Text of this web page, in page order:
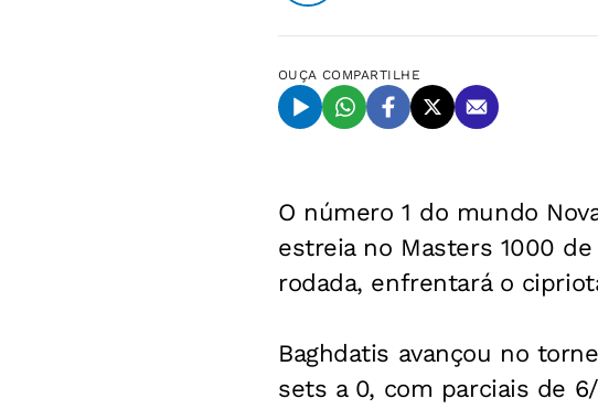
OUÇA COMPARTILHE
O número 1 do mundo
estreia no Masters 1000
rodada, enfrentará o
Baghdatis avançou no
sets a 0, com parciais de